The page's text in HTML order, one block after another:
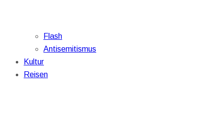
Flash
Antisemitismus
Kultur
Reisen